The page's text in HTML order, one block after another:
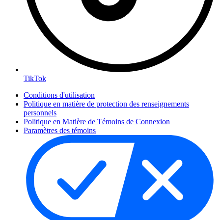
TikTok
Conditions d'utilisation
Politique en matière de protection des renseignements
personnels
Politique en Matière de Témoins de Connexion
Paramètres des témoins